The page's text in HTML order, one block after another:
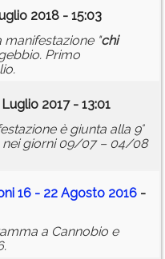
2018 - 15:03
manifestazione "chi
Primo
2017 - 13:01
è giunta alla 9°
nei giorni 09/07 – 04/08
16 - 22 Agosto 2016 -
a Cannobio e